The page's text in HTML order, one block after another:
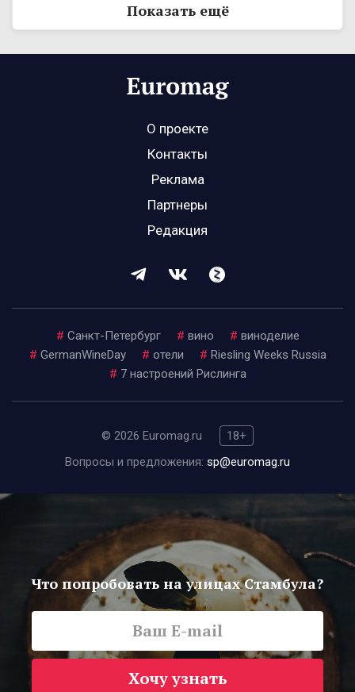
Показать ещё
О проекте
Контакты
Реклама
Партнеры
Редакция
# Санкт-Петербург # вино # виноделие
# GermanWineDay # отели # Riesling Weeks Russia
# 7 настроений Рислинга
© 2026 Euromag.ru
18+
Вопросы и предложения: sp@euromag.ru
Что попробовать на улицах Стамбула?
Хочу узнать